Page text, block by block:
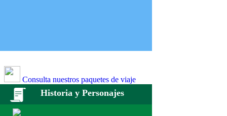
Consulta nuestros paquetes de viaje
Historia y Personajes